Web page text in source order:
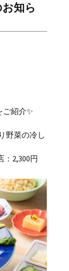
お知ら
紹介✨
野菜の冷し
：2,300円